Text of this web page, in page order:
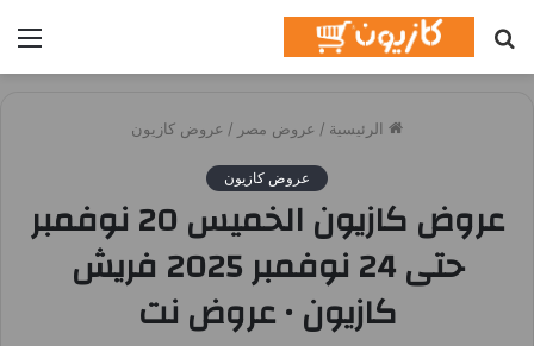
عن
الرئيسية / عروض مصر / عروض كازيون
عروض كازيون
عروض كازيون الخميس 20 نوفمبر
حتى 24 نوفمبر 2025 فريش
كازيون • عروض نت